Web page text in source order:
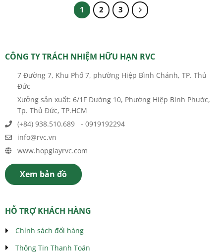
1 2 3
CÔNG TY TRÁCH NHIỆM HỮU HẠN RVC
7 Đường 7, Khu Phố 7, phường Hiệp Bình Chánh, TP. Thủ
Đức
Xưởng sản xuất: 6/1F Đường 10, Phường Hiệp Bình Phước,
Tp. Thủ Đức, TP.HCM
(+84) 938.510.689 - 0919192294
info@rvc.vn
www.hopgiayrvc.com
Xem bản đồ
HỖ TRỢ KHÁCH HÀNG
Chính sách đổi hàng
Thông Tin Thanh Toán